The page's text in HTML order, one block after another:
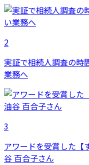
2
実証で相続人調査の時
業務へ
3
アワードを受賞した【
谷 百合子さん